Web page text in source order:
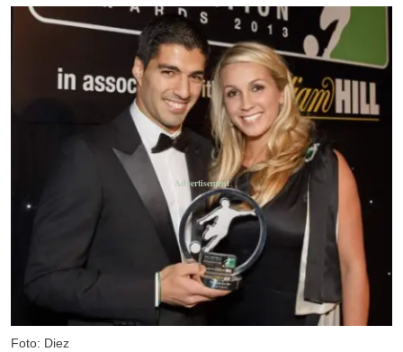
Foto: Diez